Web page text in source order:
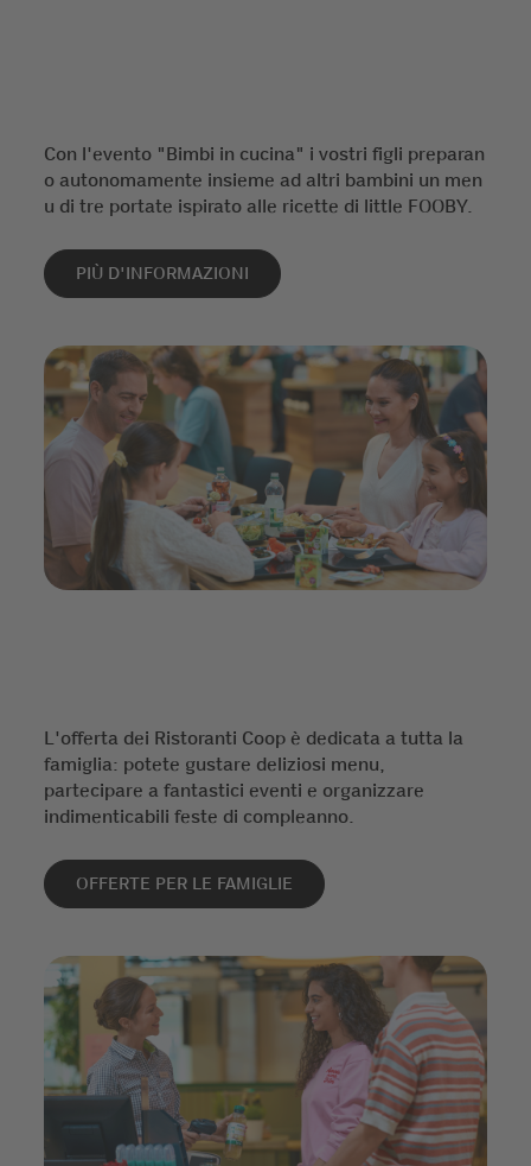
Con l'evento "Bimbi in cucina" i vostri figli preparan
o autonomamente insieme ad altri bambini un men
u di tre portate ispirato alle ricette di little FOOBY.
PIÙ D'INFORMAZIONI
L'offerta dei Ristoranti Coop è dedicata a tutta la
famiglia: potete gustare deliziosi menu,
partecipare a fantastici eventi e organizzare
indimenticabili feste di compleanno.
OFFERTE PER LE FAMIGLIE